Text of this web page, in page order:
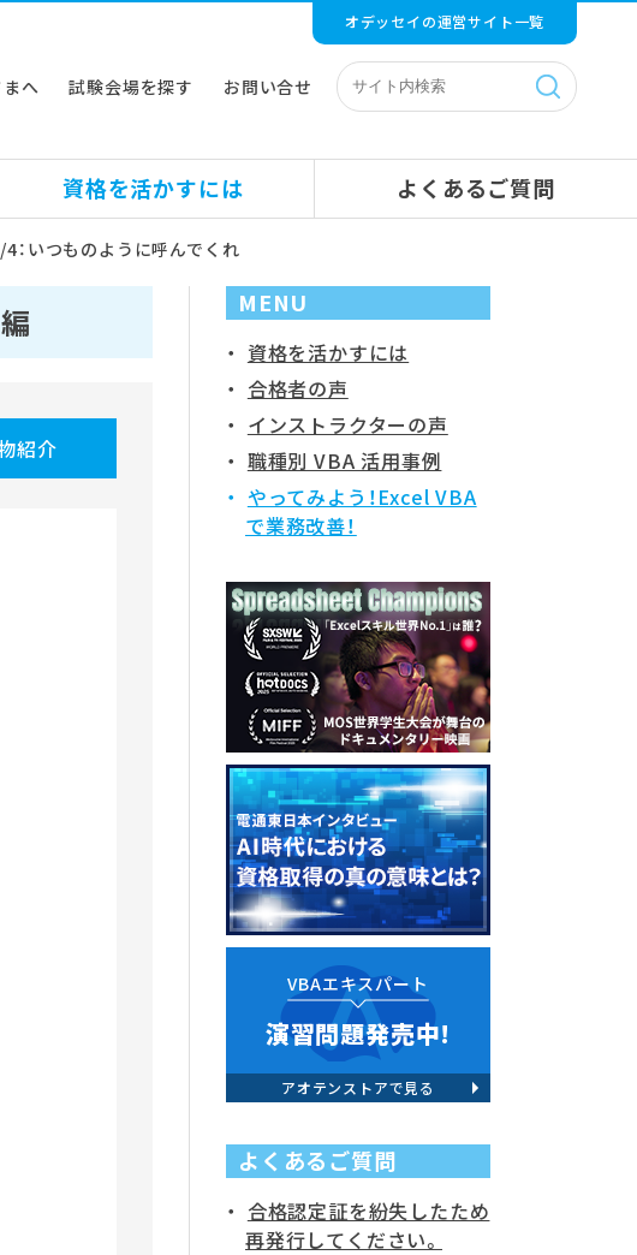
オデッセイの運営サイト一覧
へ 試験会場を探す お問い合せ
資格を活かすには よくあるご質問
4：いつものように呼んでくれ
紹介
MENU
資格を活かすには
合格者の声
インストラクターの声
職種別 VBA 活用事例
やってみよう！Excel VBA
で業務改善！
VBAエキスパート
演習問題発売中!
アオテンストアで見る
よくあるご質問
合格認定証を紛失したため
再発行してください。